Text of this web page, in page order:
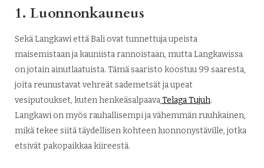
1. Luonnonkauneus
Sekä Langkawi että Bali ovat tunnettuja upeista
maisemistaan ja kauniista rannoistaan, mutta Langkawissa
on jotain ainutlaatuista. Tämä saaristo koostuu 99 saaresta,
joita reunustavat vehreät sademetsät ja upeat
vesiputoukset, kuten henkeäsalpaava Telaga Tujuh.
Langkawi on myös rauhallisempi ja vähemmän ruuhkainen,
mikä tekee siitä täydellisen kohteen luonnonystäville, jotka
etsivät pakopaikkaa kiireestä.